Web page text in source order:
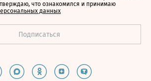
что ознакомился и принимаю
данных